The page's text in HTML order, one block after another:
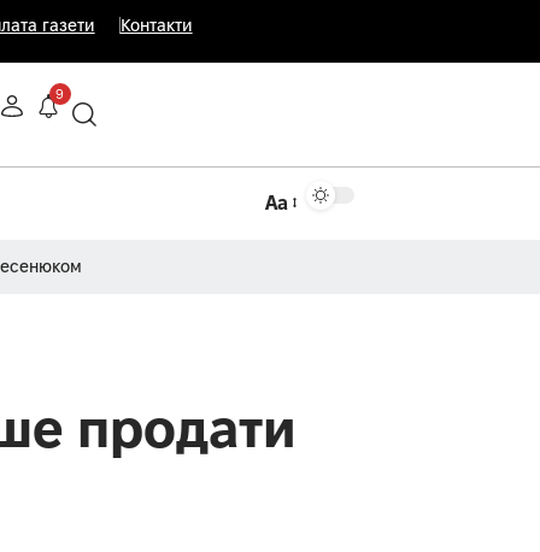
газети Контакти
9
Аа
продати